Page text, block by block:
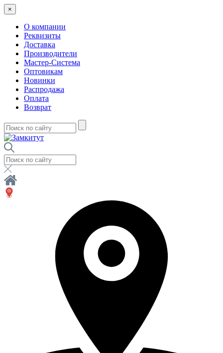
×
О компании
Реквизиты
Доставка
Производители
Мастер-Система
Оптовикам
Новинки
Распродажа
Оплата
Возврат